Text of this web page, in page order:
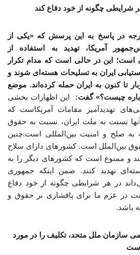
شرایطی چگونه از خود دفاع کند
در پاسخ به این پرسش که «یکی از
آمریکا، تهدید به استفاده از
است؛ این در حالی است که مدام تکرار
ایران به تسلیحات هسته‌ای شوند و
تا کنون به ایران حمله کرده‌اند. موضع
چیست؟» گفت: این اظهارات بخشی
تهدیدآمیز مقامات آمریکاست که
نسبت به ملت ایران، نسبت به حقوق
به صلح و امنیت بین‌المللی است.چنین
بین‌الملل است. کشورهای دارای سلاح
و ممنوع است که کشورهای دیگر را به
تهدید کنند. ضمن اینکه جمهوری
در هر شرایطی چگونه از خود دفاع
در عزم ما برای پافشاری بر حقوق و
باشد.
مجمع عمومی سازمان ملل متحد، تکلیف را در مورد